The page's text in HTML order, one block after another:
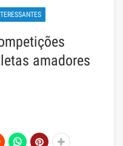
amadores